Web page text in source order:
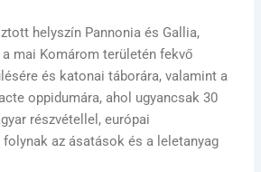
helyszín Pannonia és Gallia,
mai Komárom területén fekvő
és katonai táborára, valamint a
oppidumára, ahol ugyancsak 30
részvétellel, európai
az ásatások és a leletanyag